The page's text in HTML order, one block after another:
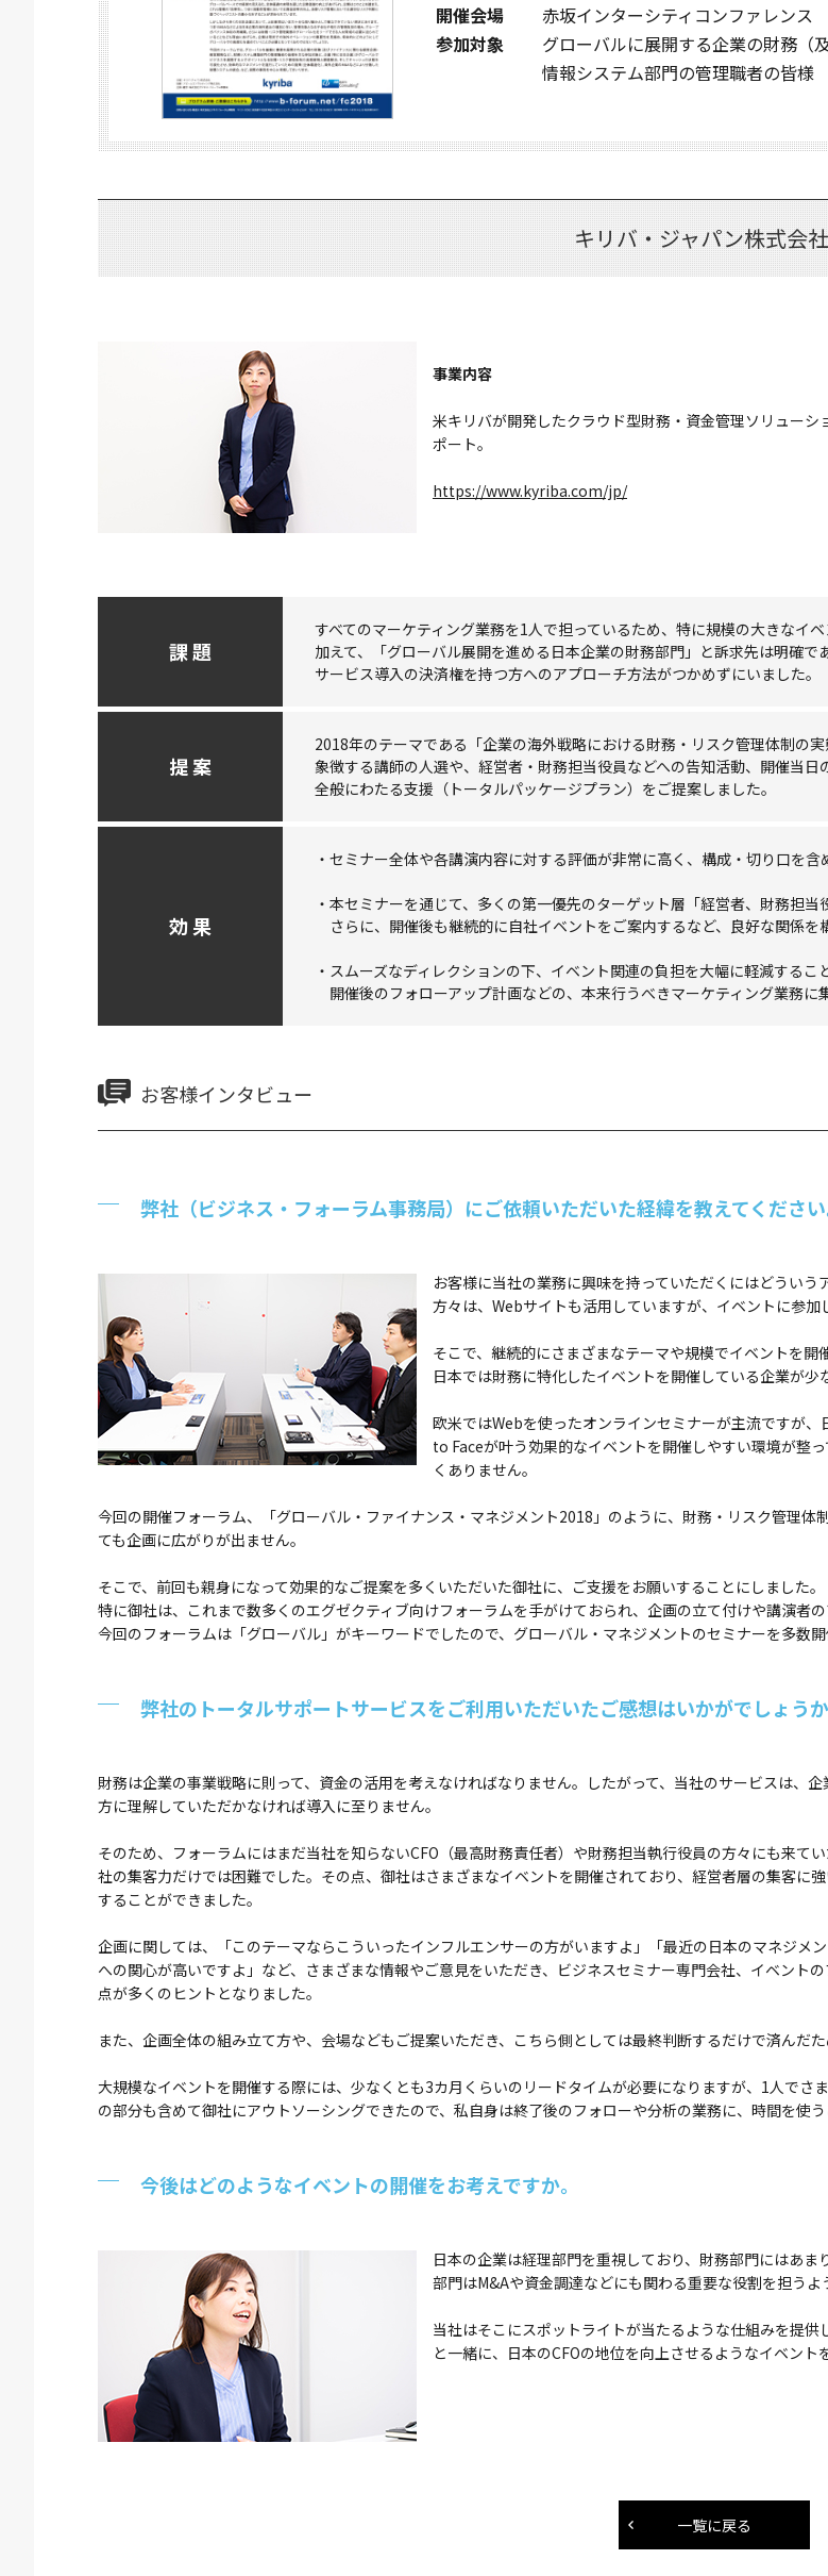
開催会場
赤坂インターシティコンファレンス
参加対象
グローバルに展開する企業の財務（
情報システム部門の管理職者の皆様
キリバ・ジャパン株式会
事業内容
米キリバが開発したクラウド型財務・資金管理ソリュー
ポート。
https://www.kyriba.com/jp/
課 題
すべてのマーケティング業務を1人で担っているため、特に規模の大きなイ
加えて、「グローバル展開を進める日本企業の財務部門」と訴求先は明確で
サービス導入の決済権を持つ方へのアプローチ方法がつかめずにいました。
提 案
2018年のテーマである「企業の海外戦略における財務・リスク管理体制の
象徴する講師の人選や、経営者・財務担当役員などへの告知活動、開催当日
全般にわたる支援（トータルパッケージプラン）をご提案しました。
効 果
・セミナー全体や各講演内容に対する評価が非常に高く、構成・切り口を
・本セミナーを通じて、多くの第一優先のターゲット層「経営者、財務担当
さらに、開催後も継続的に自社イベントをご案内するなど、良好な関係を
・スムーズなディレクションの下、イベント関連の負担を大幅に軽減するこ
開催後のフォローアップ計画などの、本来行うべきマーケティング業務に
お客様インタビュー
弊社（ビジネス・フォーラム事務局）にご依頼いただいた経緯を教えてください
お客様に当社の業務に興味を持っていただくにはどうい
方々は、Webサイトも活用していますが、イベントに参
そこで、継続的にさまざまなテーマや規模でイベントを開
日本では財務に特化したイベントを開催している企業が少
欧米ではWebを使ったオンラインセミナーが主流ですが
to Faceが叶う効果的なイベントを開催しやすい環境が整
くありません。
今回の開催フォーラム、「グローバル・ファイナンス・マネジメント2018」のように、財務・リスク管理
ても企画に広がりが出ません。
そこで、前回も親身になって効果的なご提案を多くいただいた御社に、ご支援をお願いすることにしました。
特に御社は、これまで数多くのエグゼクティブ向けフォーラムを手がけておられ、企画の立て付けや講演者
今回のフォーラムは「グローバル」がキーワードでしたので、グローバル・マネジメントのセミナーを多数開
弊社のトータルサポートサービスをご利用いただいたご感想はいかがでしょうか
財務は企業の事業戦略に則って、資金の活用を考えなければなりません。したがって、当社のサービスは、
方に理解していただかなければ導入に至りません。
そのため、フォーラムにはまだ当社を知らないCFO（最高財務責任者）や財務担当執行役員の方々にも来て
社の集客力だけでは困難でした。その点、御社はさまざまなイベントを開催されており、経営者層の集客に
することができました。
企画に関しては、「このテーマならこういったインフルエンサーの方がいますよ」「最近の日本のマネジメ
への関心が高いですよ」など、さまざまな情報やご意見をいただき、ビジネスセミナー専門会社、イベント
点が多くのヒントとなりました。
また、企画全体の組み立て方や、会場などもご提案いただき、こちら側としては最終判断するだけで済んだ
大規模なイベントを開催する際には、少なくとも3カ月くらいのリードタイムが必要になりますが、1人で
の部分も含めて御社にアウトソーシングできたので、私自身は終了後のフォローや分析の業務に、時間を使う
今後はどのようなイベントの開催をお考えですか。
日本の企業は経理部門を重視しており、財務部門にはあ
部門はM&Aや資金調達などにも関わる重要な役割を担うよ
当社はそこにスポットライトが当たるような仕組みを提
と一緒に、日本のCFOの地位を向上させるようなイベント
一覧に戻る